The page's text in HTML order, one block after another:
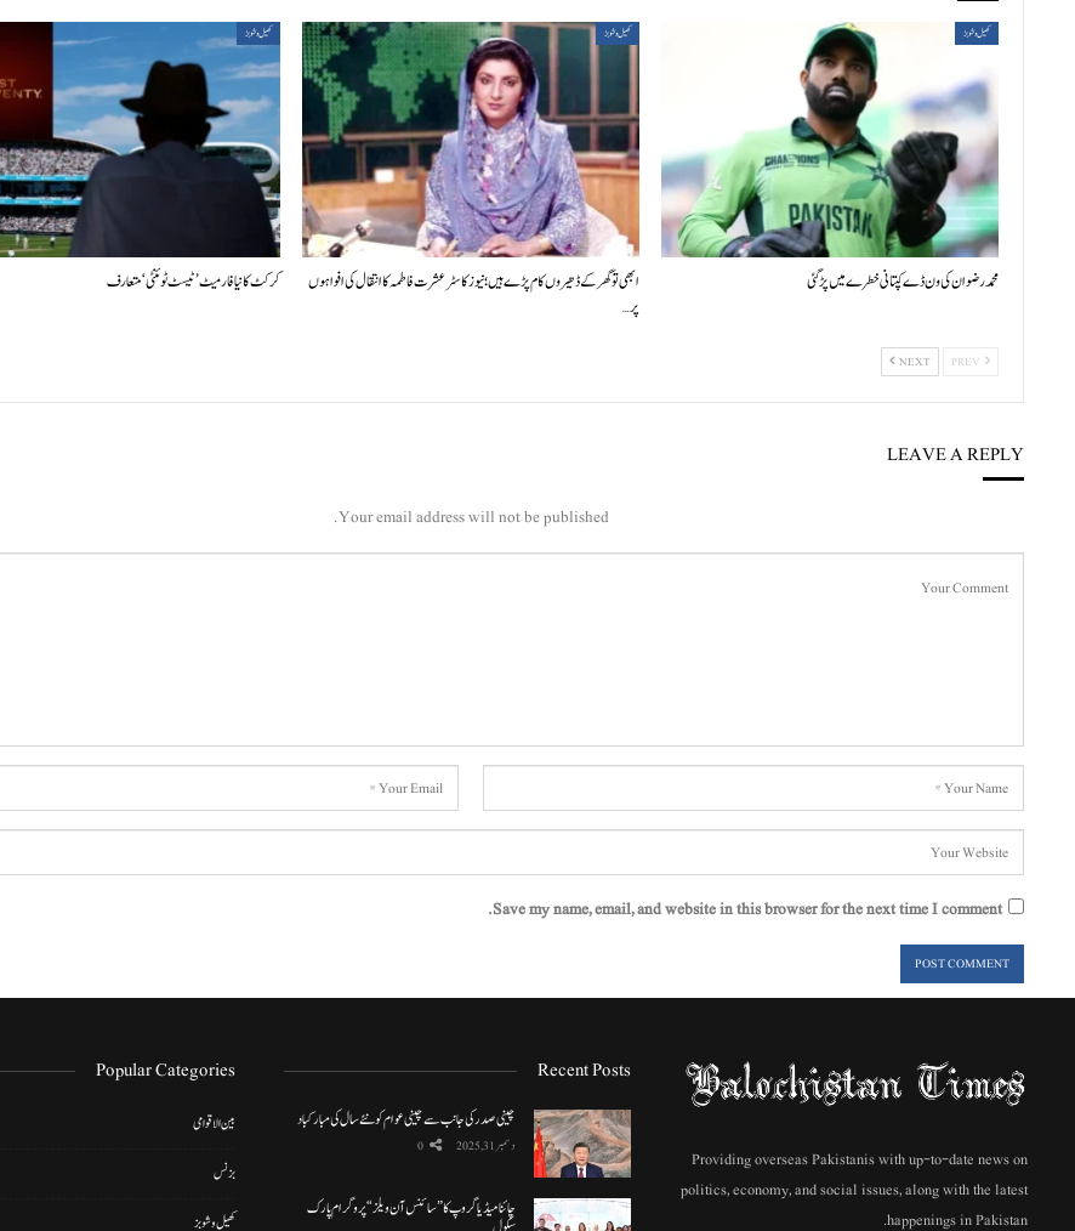
کھیل و شوبز
محمد رضوان کی ون ڈے کپتانی خطرے میں پڑ گئی
کھیل و شوبز
ابھی تو گھر کے ڈھیروں کام پڑے ہیں؛ نیوز کاسٹر عشرت فاطمہ کا انتقال کی افواہوں
پر…
کھیل و شوبز
کرکٹ کا نیا فارمیٹ ’ٹیسٹ ٹوئنٹی‘ متعارف
NEXT
LEAVE A REPLY
Your email address will not be published.
Save my name, email, and website in this browser for the next time I comment.
Providing overseas Pakistanis with up-to-date news on
politics, economy, and social issues, along with the latest
happenings in Pakistan.
Recent Posts
چینی صدر کی جانب سے چینی عوام کو نئے سال کی مبارکباد
دسمبر 31, 2025
چائنا میڈیا گروپ کا ”سائنس آن ویلز“ پروگرام پارک
Popular Categories
بین الاقوامی
بزنس
کھیل و شوبز